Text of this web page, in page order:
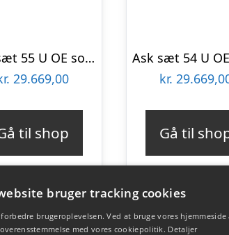
Ask sæt 55 U OE sofa, m. højre chaiselong – sort semianilin læder og børstet aluminium
29.669,00
til shop
kr.
Gå til
bruger tracking cookies
brugeroplevelsen. Ved at bruge vores hjemmeside
med vores cookiepolitik. Detaljer